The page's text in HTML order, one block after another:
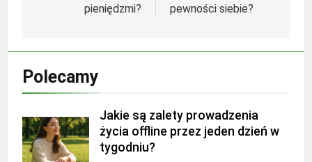
pieniędzmi?
pewności siebie?
Polecamy
Jakie są zalety prowadzenia
życia offline przez jeden dzień w
tygodniu?